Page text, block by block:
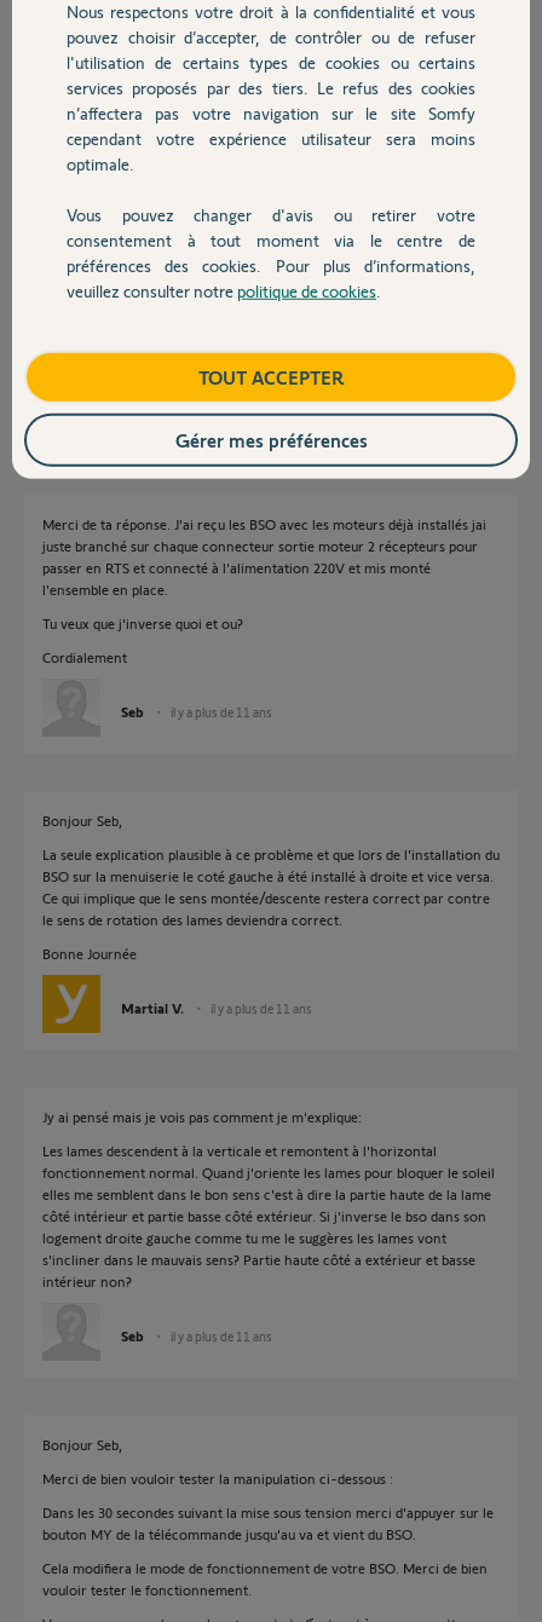
Chauffage
Autres produits
Devis avec un pro
Contact
Participer au fil de discussion
Réponses
Bonjour Seb,
Il n'existe pas d'inversion du sens de rotation de la molette. Dans votre
situation, malheureusement, vos BSO sont montés à l'envers. En les
inversant vous conserverez la montée et la descente mais le sens de
rotation sera correct. Je vous conseille de vous rapprocher de votre
Martial V. il y a plus de 11 ans
Merci de ta réponse. J'ai reçu les BSO avec les moteurs déjà installés jai
juste branché sur chaque connecteur sortie moteur 2 récepteurs pour
passer en RTS et connecté à l'alimentation 220V et mis monté
l'ensemble en place.
Tu veux que j'inverse quoi et ou?
Cordialement
Seb il y a plus de 11 ans
Bonjour Seb,
La seule explication plausible à ce problème et que lors de l'installation du
BSO sur la menuiserie le coté gauche à été installé à droite et vice versa.
Ce qui implique que le sens montée/descente restera correct par contre
le sens de rotation des lames deviendra correct.
Bonne Journée
Martial V. il y a plus de 11 ans
Jy ai pensé mais je vois pas comment je m'explique:
Les lames descendent à la verticale et remontent à l'horizontal
fonctionnement normal. Quand j'oriente les lames pour bloquer le soleil
elles me semblent dans le bon sens c'est à dire la partie haute de la lame
côté intérieur et partie basse côté extérieur. Si j'inverse le bso dans son
logement droite gauche comme tu me le suggères les lames vont
s'incliner dans le mauvais sens? Partie haute côté a extérieur et basse
intérieur non?
Seb il y a plus de 11 ans
Bonjour Seb,
Merci de bien vouloir tester la manipulation ci-dessous :
Dans les 30 secondes suivant la mise sous tension merci d'appuyer sur le
bouton MY de la télécommande jusqu'au va et vient du BSO.
Cela modifiera le mode de fonctionnement de votre BSO. Merci de bien
vouloir tester le fonctionnement.
Nous respectons votre droit à la confidentialité et vous
pouvez choisir d’accepter, de contrôler ou de refuser
l'utilisation de certains types de cookies ou certains
services proposés par des tiers. Le refus des cookies
n’affectera pas votre navigation sur le site Somfy
cependant votre expérience utilisateur sera moins
optimale.
Vous pouvez changer d'avis ou retirer votre
consentement à tout moment via le centre de
préférences des cookies. Pour plus d’informations,
veuillez consulter notre politique de cookies
TOUT ACCEPTER
Gérer mes préférences